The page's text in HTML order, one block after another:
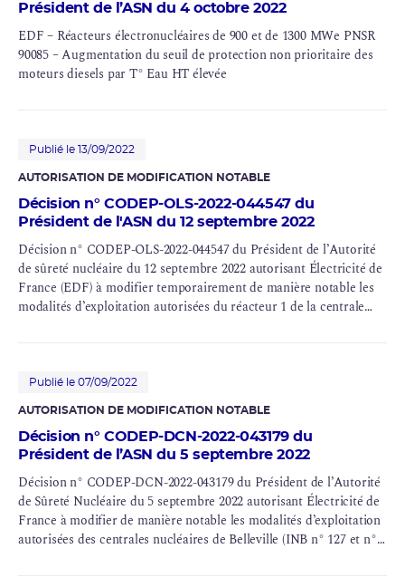
Président de l’ASN du 4 octobre 2022
EDF – Réacteurs électronucléaires de 900 et de 1300 MWe PNSR
90085 – Augmentation du seuil de protection non prioritaire des
moteurs diesels par T° Eau HT élevée
Publié le 13/09/2022
AUTORISATION DE MODIFICATION NOTABLE
Décision n° CODEP-OLS-2022-044547 du
Président de l'ASN du 12 septembre 2022
Décision n° CODEP-OLS-2022-044547 du Président de l’Autorité
de sûreté nucléaire du 12 septembre 2022 autorisant Électricité de
France (EDF) à modifier temporairement de manière notable les
modalités d’exploitation autorisées du réacteur 1 de la centrale
Publié le 07/09/2022
AUTORISATION DE MODIFICATION NOTABLE
Décision n° CODEP-DCN-2022-043179 du
Président de l’ASN du 5 septembre 2022
Décision n° CODEP-DCN-2022-043179 du Président de l’Autorité
de Sûreté Nucléaire du 5 septembre 2022 autorisant Électricité de
France à modifier de manière notable les modalités d’exploitation
autorisées des centrales nucléaires de Belleville (INB n° 127 et n°